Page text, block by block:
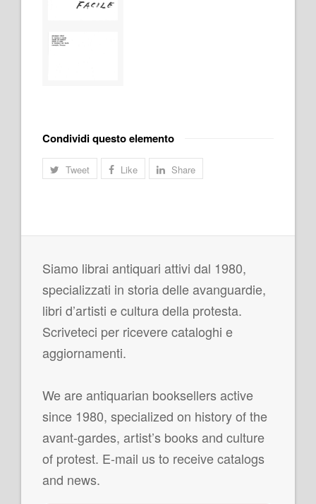
Condividi questo elemento
Tweet Like Share
Siamo librai antiquari attivi dal 1980,
specializzati in storia delle avanguardie,
libri d’artisti e cultura della protesta.
Scriveteci per ricevere cataloghi e
aggiornamenti.
We are antiquarian booksellers active
since 1980, specialized on history of the
avant-gardes, artist’s books and culture
of protest. E-mail us to receive catalogs
and news.